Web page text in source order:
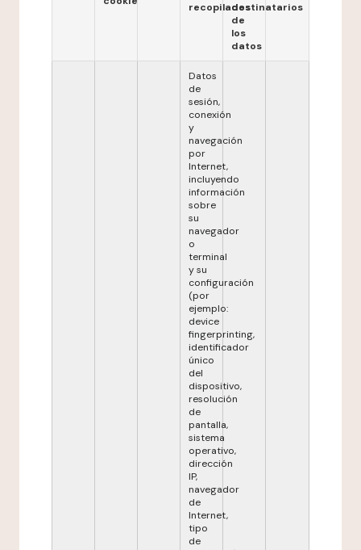
recopiladosdestinatarios
de
los
datos
Datos
de
sesión,
conexión
y
navegación
por
Internet,
incluyendo
información
sobre
su
navegador
o
terminal
y su
configuración
(por
ejemplo:
device
fingerprinting,
identificador
único
del
dispositivo,
resolución
de
pantalla,
sistema
operativo,
dirección
IP,
navegador
de
Internet,
tipo
de